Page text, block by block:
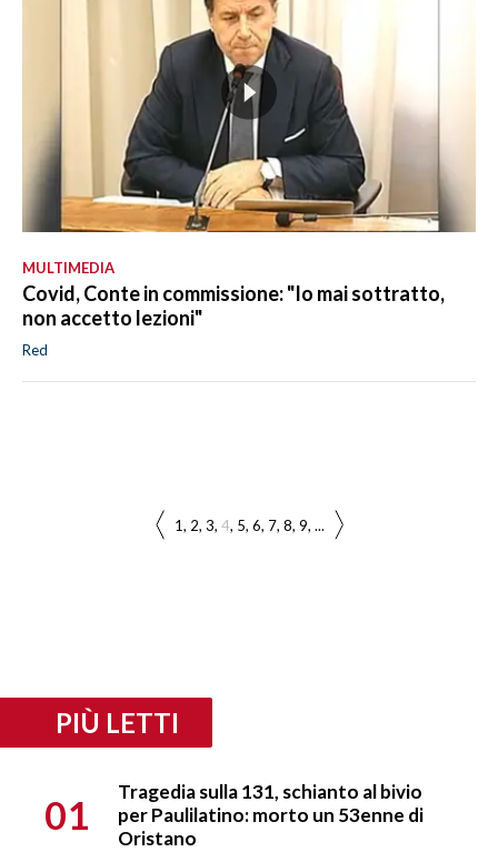
MULTIMEDIA
Covid, Conte in commissione: "Io mai sottratto,
non accetto lezioni"
Red
1 2 3 4 5 6 7 8 9 ...
PIÙ LETTI
01
Tragedia sulla 131, schianto al bivio
per Paulilatino: morto un 53enne di
Oristano